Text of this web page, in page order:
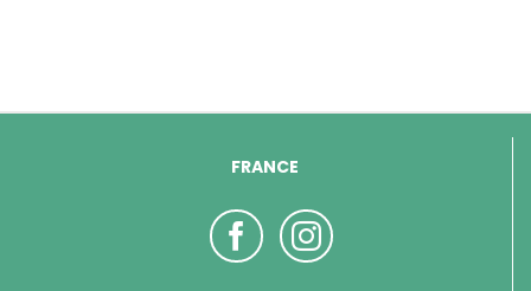
FRANCE